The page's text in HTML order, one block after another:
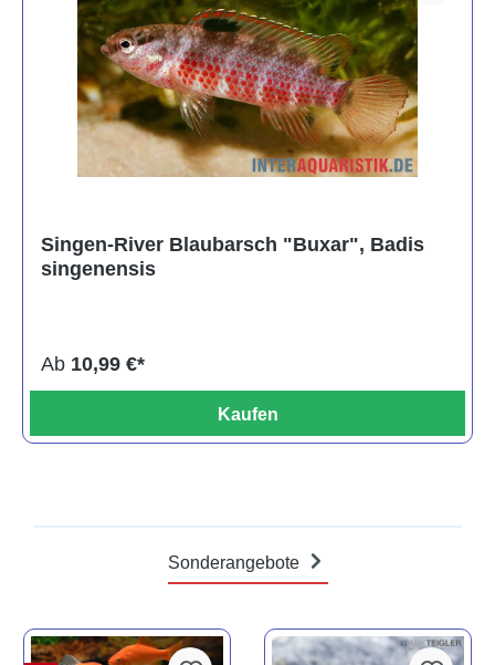
Singen-River Blaubarsch "Buxar", Badis
singenensis
Ab 10,99 €*
Kaufen
Sonderangebote